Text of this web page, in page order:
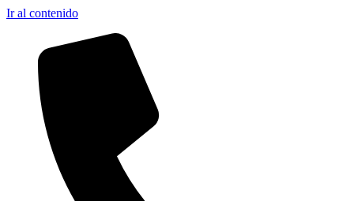
Ir al contenido